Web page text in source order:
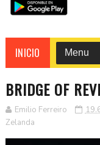
INICIO
BRIDGE OF
Emilio Ferreiro
Zelanda